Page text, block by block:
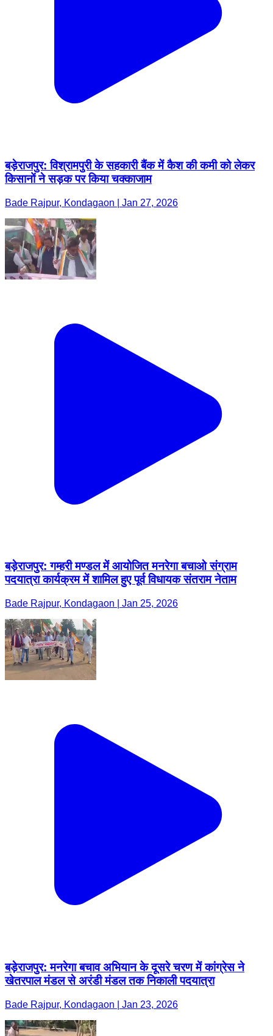
बड़ेराजपुर: विश्रामपुरी के सहकारी बैंक में कैश की कमी को लेकर
किसानों ने सड़क पर किया चक्काजाम
Bade Rajpur, Kondagaon | Jan 27, 2026
बड़ेराजपुर: गम्हरी मण्डल में आयोजित मनरेगा बचाओ संग्राम
पदयात्रा कार्यक्रम में शामिल हुए पूर्व विधायक संतराम नेताम
Bade Rajpur, Kondagaon | Jan 25, 2026
बड़ेराजपुर: मनरेगा बचाव अभियान के दूसरे चरण में कांग्रेस ने
खेतरपाल मंडल से अरंडी मंडल तक निकाली पदयात्रा
Bade Rajpur, Kondagaon | Jan 23, 2026